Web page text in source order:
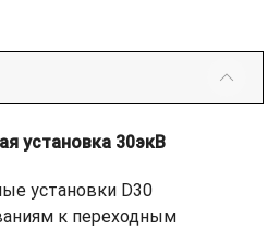
установка 30экВ
установки D30
к переходным